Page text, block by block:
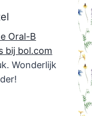
Oral-B
bij bol.com
Wonderlijk